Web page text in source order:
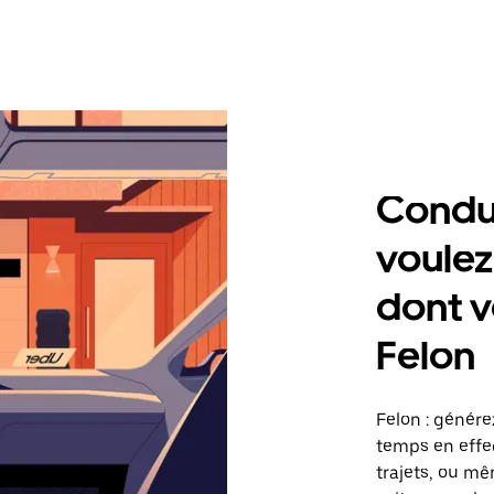
dont
Felon
Felon :
temps en
trajets, ou